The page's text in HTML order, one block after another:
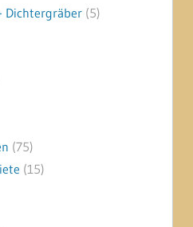
Dichtergräber(5)
(75)
(15)